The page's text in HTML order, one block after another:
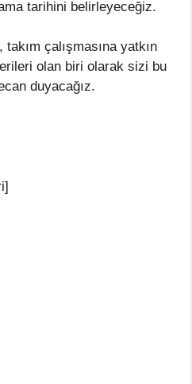
tarihini belirleyeceğiz.
çalışmasına yatkın
olan biri olarak sizi bu
duyacağız.